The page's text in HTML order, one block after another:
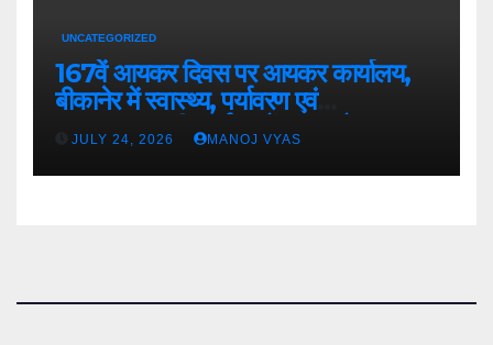
UNCATEGORIZED
167वें आयकर दिवस पर आयकर कार्यालय,
बीकानेर में स्वास्थ्य, पर्यावरण एवं
जनकल्याणकारी कार्यक्रमों का आयोजन
JULY 24, 2026 MANOJ VYAS